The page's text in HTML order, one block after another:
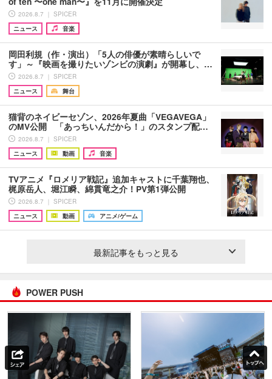
2026.8.7 ｜ SPICER
ニュース
音楽
岡田利規（作・演出）「5人の俳優が素晴らしいで
す」～『映画を撮りたいゾンビの演劇』が開幕し、…
2026.8.7 ｜ SPICER
ニュース
舞台
猫背のネイビーセゾン、2026年夏曲「VEGAVEGA」
のMV公開 「あっちいんだから！」のスタンプ配…
2026.8.7 ｜ SPICER
ニュース
動画 音楽
TVアニメ『ロメリア戦記』追加キャストに千葉翔也、
梶原岳人、堀江瞬、綿貫竜之介！PV第1弾公開
2026.8.7 ｜ SPICER
ニュース
動画 アニメ/ゲーム
最新記事をもっと見る
POWER PUSH